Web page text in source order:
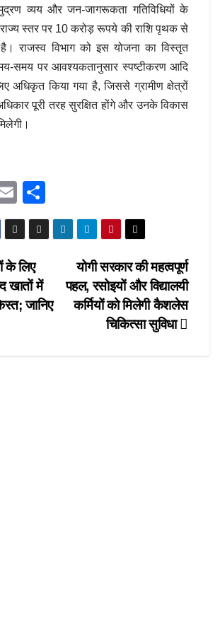
मुद्रण व्यय और जन-जागरूकता गतिविधियों के
स्तर पर 10 करोड़ रूपये की राशि पृथक से
राजस्व विभाग को इस योजना का विस्तृत
समय पर आवश्यकतानुसार स्पष्टीकरण आदि
अधिकृत किया गया है, जिससे ग्रामीण क्षेत्रों
पूरी तरह सुरक्षित होंगे और उनके विकास
E
m
ail
h
ar
योगी सरकार की महत्वपूर्ण
पहल, रसोइयों और विद्यालयी
कर्मियों को मिलेगी कैशलेस
चिकित्सा सुविधा
के लिए
खातों में
जानिए